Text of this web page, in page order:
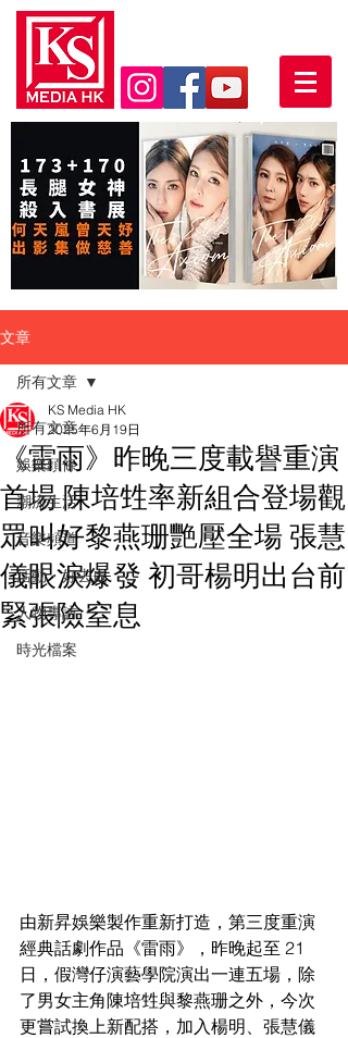
文章
所有文章
娛樂頭條
潮流生活
音樂頻道
活動・好去處
人物專訪
時光檔案
所有文章
《雷雨》昨晚三度載譽重演
首場 陳培甡率新組合登場觀
眾叫好黎燕珊艷壓全場 張慧
儀眼淚爆發 初哥楊明出台前
緊張險窒息
KS Media HK
2025年6月19日
由新昇娛樂製作重新打造，第三度重演
經典話劇作品《雷雨》，昨晚起至 21
日，假灣仔演藝學院演出一連五場，除
了男女主角陳培甡與黎燕珊之外，今次
更嘗試換上新配搭，加入楊明、張慧儀